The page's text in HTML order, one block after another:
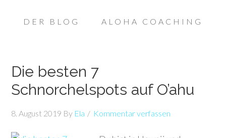
DER BLOG ALOHA COACHING
Die besten 7
Schnorchelspots auf O’ahu
8. August 2019 By Ela Kommentar verfassen